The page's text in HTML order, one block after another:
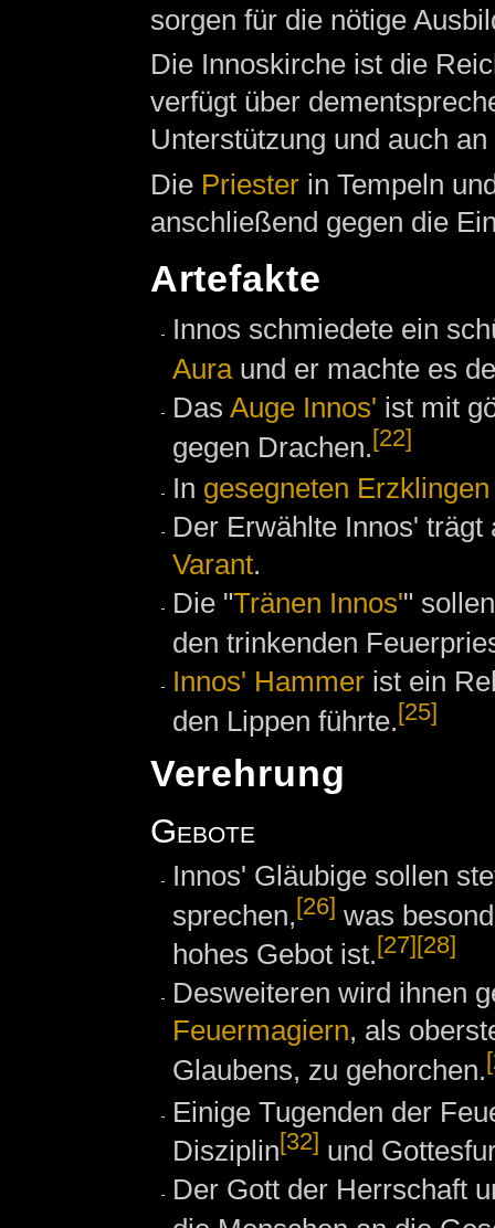
sorgen für die nötige
Die Innoskirche ist die
verfügt über
Unterstützung und auch
Die Priesterin Tempeln
anschließend gegen die
Artefakte
Innos schmiedete ein
Auraund er machte es
Das Auge Innos' ist mit
gegen Drachen.[22]
In gesegneten Erzklingen
Der Erwählte Innos'
Varant.
Die "Tränen Innos'"
den trinkenden
Innos' Hammer ist ein
den Lippen führte. [25]
Verehrung
Gebote
Innos' Gläubige sollen
sprechen,[26] was
hohes Gebot ist. [27] [28]
Desweiteren wird ihnen
Feuermagiern, als
Glaubens, zu gehorchen.
Einige Tugenden der
Disziplin[32] und
Der Gott der Herrschaft